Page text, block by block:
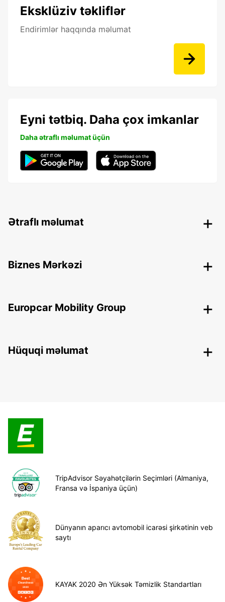
Eksklüziv təkliflər
Endirimlər haqqında məlumat
Eyni tətbiq. Daha çox imkanlar
Daha ətraflı məlumat üçün
Ətraflı məlumat
Biznes Mərkəzi
Europcar Mobility Group
Hüquqi məlumat
TripAdvisor Səyahətçilərin Seçimləri (Almaniya,
Fransa və İspaniya üçün)
Dünyanın aparıcı avtomobil icarəsi şirkətinin veb
saytı
KAYAK 2020 Ən Yüksək Təmizlik Standartları